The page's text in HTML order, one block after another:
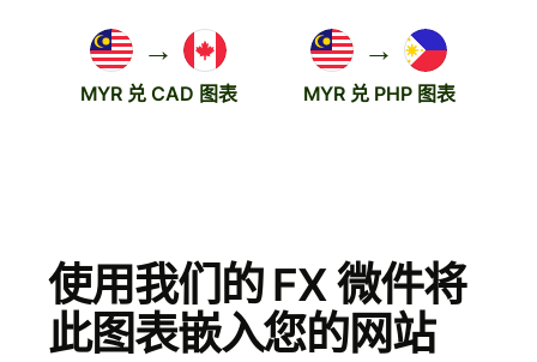
→
MYR 兑 CAD 图表
→
MYR 兑 PHP 图表
使用我们的 FX 微件将
此图表嵌入您的网站